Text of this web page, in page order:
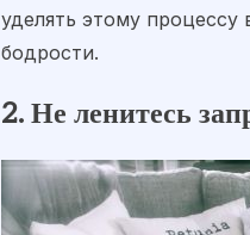
уделять этому
бодрости.
2. Не ленитесь